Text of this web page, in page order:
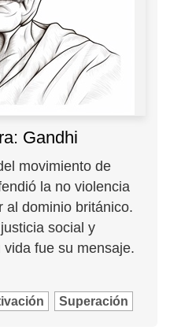
Gandhi
movimiento de
la no violencia
al dominio británico.
social y
fue su mensaje.
Superación